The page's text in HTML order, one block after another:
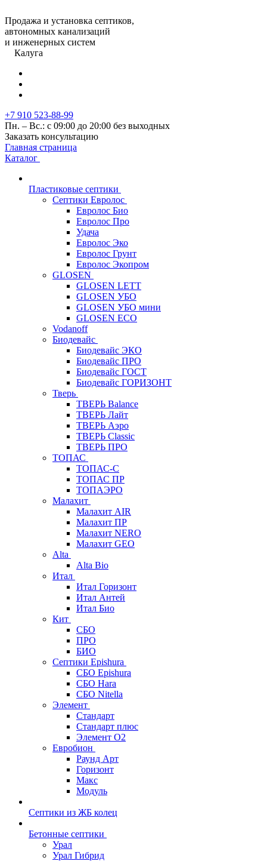
Продажа и установка септиков,
автономных канализаций
и инженерных систем
Калуга
+7 910 523-88-99
Пн. – Вс.: с 09:00 до 20:00 без выходных
Заказать консультацию
Главная страница
Каталог
Пластиковые септики
Септики Евролос
Евролос Био
Евролос Про
Удача
Евролос Эко
Евролос Грунт
Евролос Экопром
GLOSEN
GLOSEN LETT
GLOSEN УБО
GLOSEN УБО мини
GLOSEN ECO
Vodanoff
Биодевайс
Биодевайс ЭКО
Биодевайс ПРО
Биодевайс ГОСТ
Биодевайс ГОРИЗОНТ
Тверь
ТВЕРЬ Balance
ТВЕРЬ Лайт
ТВЕРЬ Аэро
ТВЕРЬ Classic
ТВЕРЬ ПРО
ТОПАС
ТОПАС-С
ТОПАС ПР
ТОПАЭРО
Малахит
Малахит AIR
Малахит ПР
Малахит NERO
Малахит GEO
Alta
Alta Bio
Итал
Итал Горизонт
Итал Антей
Итал Био
Кит
СБО
ПРО
БИО
Септики Epishura
СБО Epishura
СБО Hara
СБО Nitella
Элемент
Стандарт
Стандарт плюс
Элемент О2
Евробион
Раунд Арт
Горизонт
Макс
Модуль
Септики из ЖБ колец
Бетонные септики
Урал
Урал Гибрид